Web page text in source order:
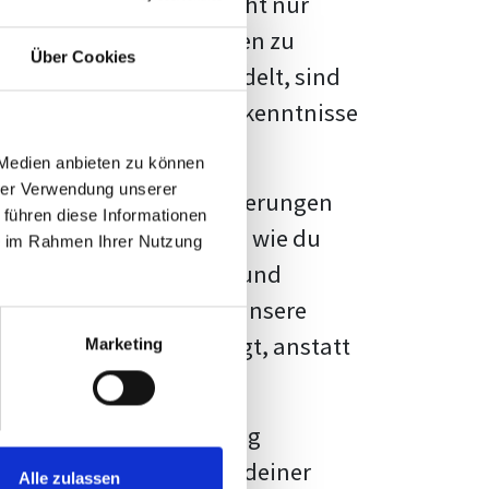
Über Cookies
anbieten zu können
Verwendung unserer
diese Informationen
Rahmen Ihrer Nutzung
Marketing
Alle zulassen
Fakten und Quellen zu
handelt, sind
und Erkenntnisse
vor diesen Herausforderungen
kannst, sondern auch, wie du
Formatierung und
Erwartungen, und unsere
Vorlage zeigt, anstatt
große Herausforderung
wird die Formatierung deiner